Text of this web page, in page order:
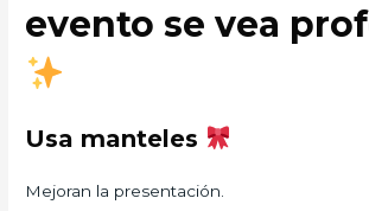
evento se vea
Usa manteles
Mejoran la presentación.